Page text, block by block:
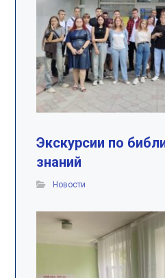
Экскурсии по
знаний
Новости